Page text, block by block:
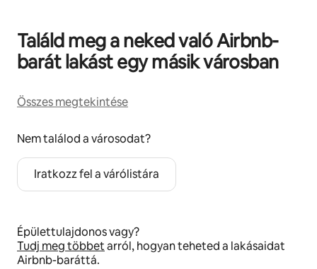
Találd meg a neked való Airbnb-
barát lakást egy másik városban
Összes megtekintése
Nem találod a városodat?
Iratkozz fel a várólistára
Épülettulajdonos vagy?
Tudj meg többetarról, hogyan teheted a lakásaidat
Airbnb-baráttá.